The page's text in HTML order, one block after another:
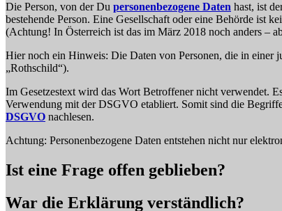
Die Person, von der Du personenbezogene Daten hast, ist
bestehende Person. Eine Gesellschaft oder eine Behörde ist
(Achtung! In Österreich ist das im März 2018 noch anders –
Hier noch ein Hinweis: Die Daten von Personen, die in einer
„Rothschild“).
Im Gesetzestext wird das Wort Betroffener nicht verwendet.
Verwendung mit der DSGVO etabliert. Somit sind die
DSGVO nachlesen.
Achtung: Personenbezogene Daten entstehen nicht nur
Ist eine Frage offen geblieben?
War die Erklärung verständlich?